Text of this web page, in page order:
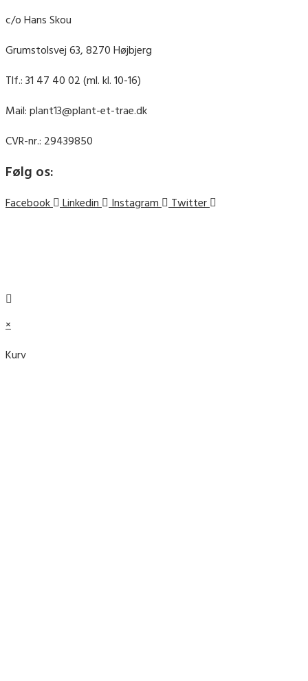
c/o Hans Skou
Grumstolsvej 63, 8270 Højbjerg
Tlf.: 31 47 40 02 (ml. kl. 10-16)
Mail: plant13@plant-et-trae.dk
CVR-nr.: 29439850
Følg os:
Facebook Linkedin Instagram Twitter
×
Kurv